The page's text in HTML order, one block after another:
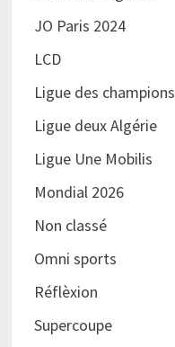
JO Paris 2024
LCD
Ligue des champions
Ligue deux Algérie
Ligue Une Mobilis
Mondial 2026
Non classé
Omni sports
Réflèxion
Supercoupe